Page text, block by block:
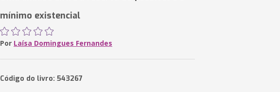
mínimo existencial
Por Laísa Domingues Fernandes
Código do livro: 543267